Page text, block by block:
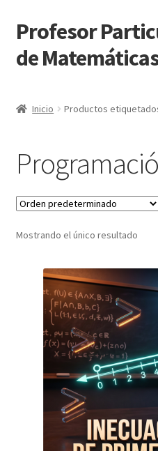
Ir
a
la
Ir
al
contenido
Profesor
de
Inicio Productos
Mostrando el único resultado